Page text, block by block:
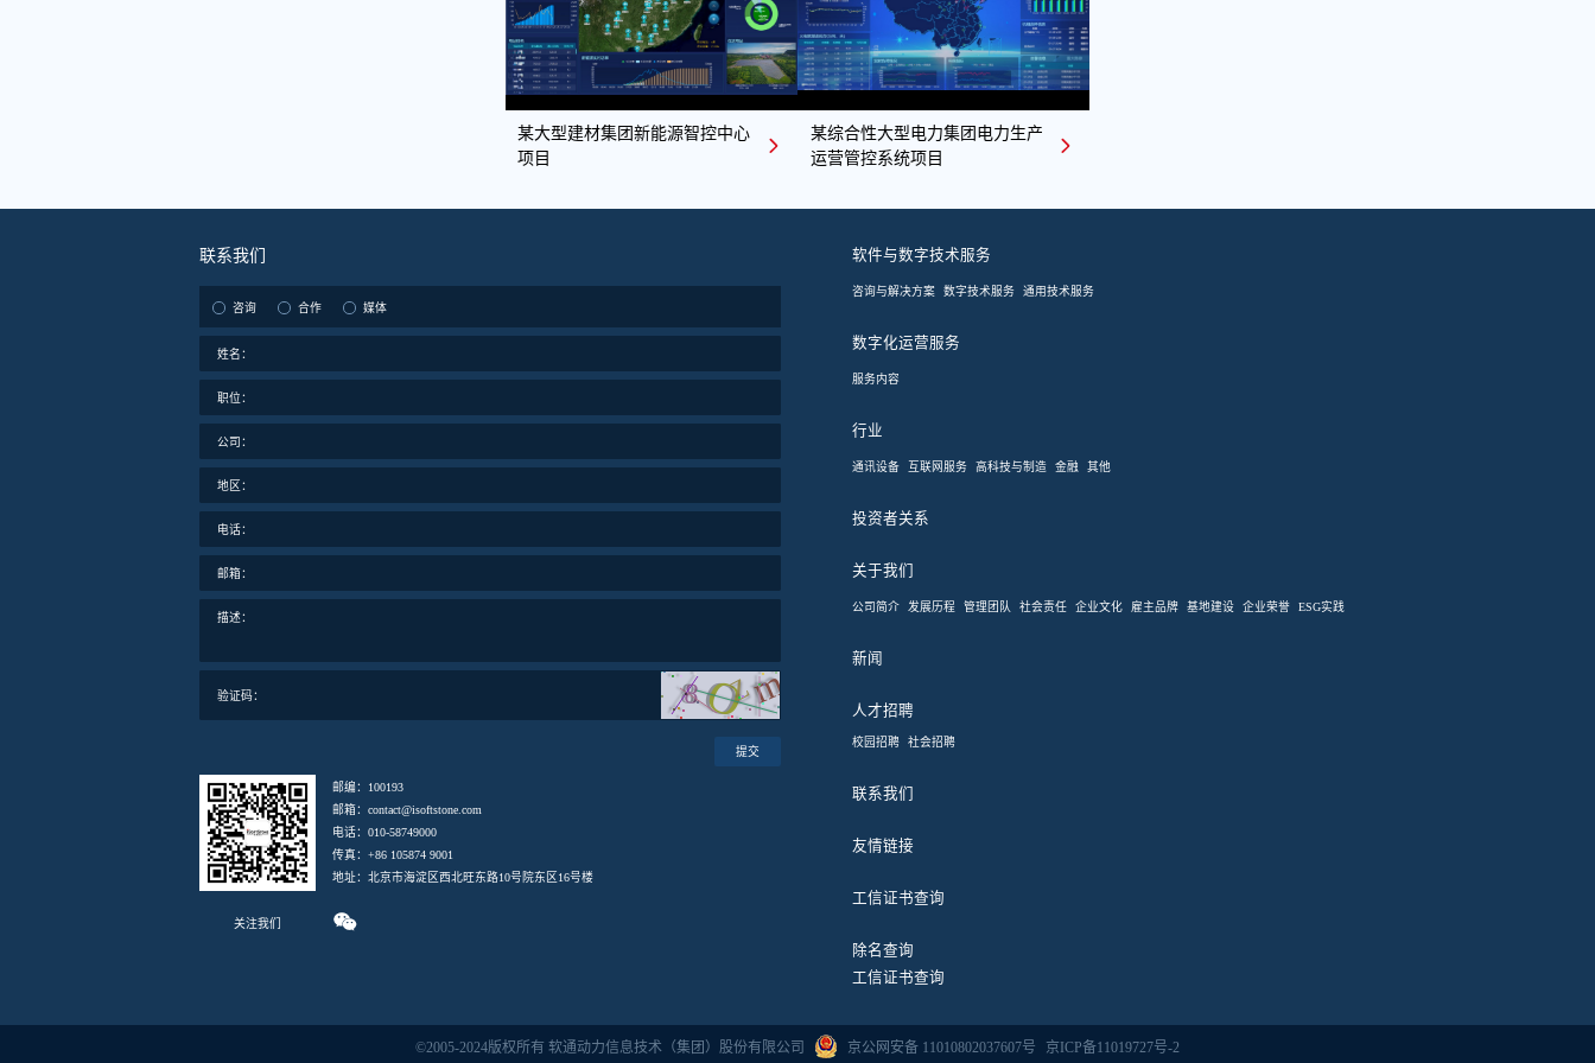
某大型建材集团新能源智控中心
项目
某综合性大型电力集团电力生产
运营管控系统项目
联系我们
咨询 合作 媒体
姓名：
职位：
公司：
地区：
电话：
邮箱：
描述：
验证码：
提交
关注我们
邮编：100193
邮箱：contact@isoftstone.com
电话：010-58749000
传真：+86 105874 9001
地址：北京市海淀区西北旺东路10号院东区16号楼
软件与数字技术服务
咨询与解决方案 数字技术服务 通用技术服务
数字化运营服务
服务内容
行业
通讯设备 互联网服务 高科技与制造 金融 其他
投资者关系
关于我们
公司简介 发展历程 管理团队 社会责任 企业文化 雇主品牌 基地建设 企业荣誉 ESG实践
新闻
人才招聘
校园招聘 社会招聘
联系我们
友情链接
工信证书查询
除名查询
工信证书查询
©2005-2024版权所有 软通动力信息技术（集团）股份有限公司 京公网安备 11010802037607号 京ICP备11019727号-2